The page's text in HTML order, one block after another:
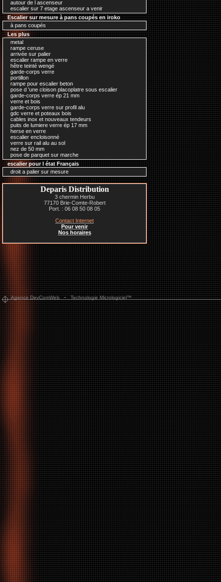
autour de l ascenseur
escalier sur 7 etage ascenseur a venir
Escalier sur mesure à pans coupés en iroko
à pans coupés
Les plus
metal
rampe ceruse
arrivée sur palier
escalier rampe en verre
hêtre teinté wengé
garde-corps verre
portillon
rampe pour escalier beton
pose d 'une cloison placoplatre sous escalier
garde-corps verre ép 21 mm
verre et bois
garde-corps verre sur profil alu
gdc verre et poteaux bois
cables inox et nouveaux tendeurs
puits de lumiere verre ép 17 mm
herse en verre
escalier encloisonné
verre sur rail alu au sol
nez de 50 mm
pose de parquet sur marche
escalier pour l état Français
droit a palier sur mesure
Deparis Distribution
3 chermin Herbu
77170 Brie-Comte-Robert
Port. : 06 08 50 08 05
Contact Internet
Pour venir
Nos horaires
Agence DevComWeb-Technologie Micrologiciel™